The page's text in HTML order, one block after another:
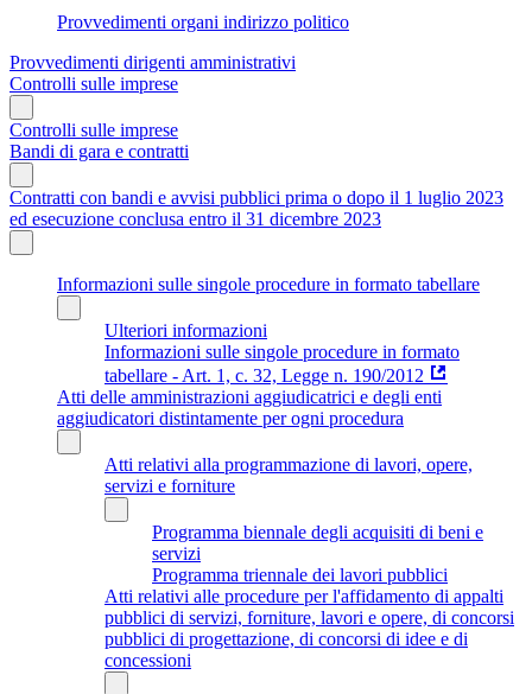
Provvedimenti organi indirizzo politico
Provvedimenti dirigenti amministrativi
Controlli sulle imprese
Controlli sulle imprese
Bandi di gara e contratti
Contratti con bandi e avvisi pubblici prima o dopo il 1 luglio 2023
ed esecuzione conclusa entro il 31 dicembre 2023
Informazioni sulle singole procedure in formato tabellare
Ulteriori informazioni
Informazioni sulle singole procedure in formato
tabellare - Art. 1, c. 32, Legge n. 190/2012
Atti delle amministrazioni aggiudicatrici e degli enti
aggiudicatori distintamente per ogni procedura
Atti relativi alla programmazione di lavori, opere,
servizi e forniture
Programma biennale degli acquisiti di beni e
servizi
Programma triennale dei lavori pubblici
Atti relativi alle procedure per l'affidamento di appalti
pubblici di servizi, forniture, lavori e opere, di concorsi
pubblici di progettazione, di concorsi di idee e di
concessioni